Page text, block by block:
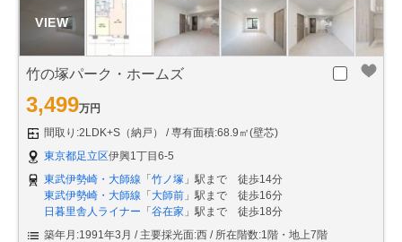
竹の塚パーク・ホームズ
3,499万円
間取り:2LDK+S（納戸）
専有面積:68.9㎡(壁芯)
東京都足立区伊興1丁目6-5
東武伊勢崎・大師線 「 竹ノ塚 」駅まで 徒歩14分
東武伊勢崎・大師線 「 大師前 」駅まで 徒歩16分
日暮里舎人ライナー 「 谷在家 」駅まで 徒歩18分
築年月:1991年3月
主要採光面:西 所在階数:1階・地上7階